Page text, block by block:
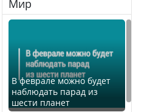
Мир
В феврале можно будет
наблюдать парад из
шести планет